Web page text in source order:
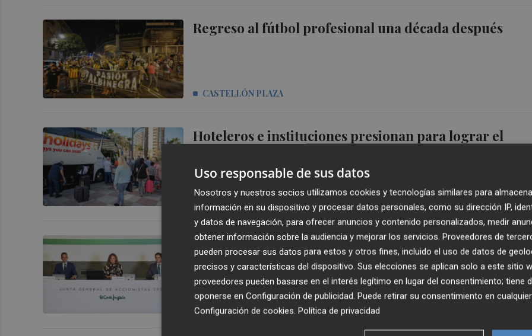
Regreso al fútbol profesional una década después
CASTELLÓN PLAZA
Hoteleros e instituciones presionan para lograr el
MIQUEL GONZALEZ
Los accionistas de El Corte Inglés aprueban la
de Sfera y la reducción del dividendo
CASTELLÓN PLAZA
Uso responsable de sus datos
Nosotros y nuestros socios utilizamos cookies y tecnologías similares para
información en su dispositivo y procesar datos personales, como su dirección IP,
y datos de navegación, para ofrecer anuncios y contenido personalizados, medir
obtener información sobre la audiencia y mejorar los servicios. Proveedores de
pueden procesar sus datos para estos y otros fines, incluido el uso de datos de
precisos y características del dispositivo. Sus elecciones se aplican solo a este sitio
proveedores pueden basarse en el interés legítimo en lugar del consentimiento; tiene
oponerse en Configuración de publicidad. Puede retirar su consentimiento en
Configuración de cookies. Política de privacidad